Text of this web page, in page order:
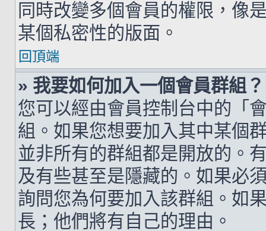
同時改變多個會員的權限，像
某個私密性的版面。
回頂端
» 我要如何加入一個會員群組？
您可以經由會員控制台中的「
組。如果您想要加入其中某個
並非所有的群組都是開放的。
及有些甚至是隱藏的。如果必
詢問您為何要加入該群組。如
長；他們將有自己的理由。